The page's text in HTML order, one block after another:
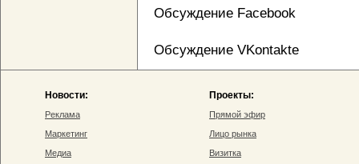
Обсуждение Facebook
Обсуждение VKontakte
Новости:
Реклама
Маркетинг
Медиа
Проекты:
Прямой эфир
Лицо рынка
Визитка